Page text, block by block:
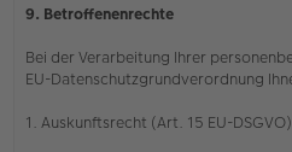
9. Betroffenenrechte
Bei der Verarbeitung Ihrer
EU-Datenschutzgrundverordnung
1. Auskunftsrecht (Art. 15 EU-